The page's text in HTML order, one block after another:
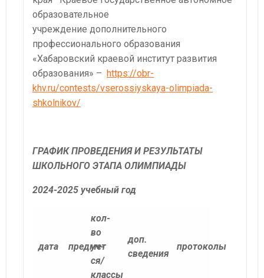
образовательное
учреждение дополнительного
профессионального образования
«Хабаровский краевой институт развития
образования» – https://obr-
khv.ru/contests/vserossiyskaya-olimpiada-
shkolnikov/
ГРАФИК ПРОВЕДЕНИЯ И РЕЗУЛЬТАТЫ
ШКОЛЬНОГО ЭТАПА ОЛИМПИАДЫ
2024-2025 учебный год
дата предмет
кол-
во
уч-
ся/
классы
доп.
сведения
протоколы